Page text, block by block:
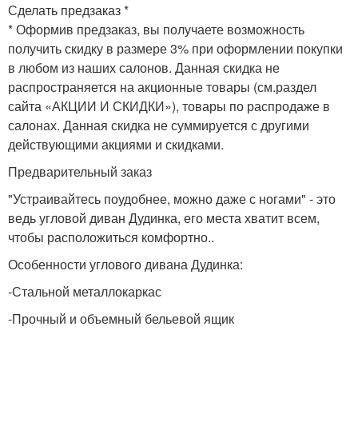
Сделать предзаказ *
* Оформив предзаказ, вы получаете возможность
получить скидку в размере 3% при оформлении покупки
в любом из наших салонов. Данная скидка не
распространяется на акционные товары (см.раздел
сайта «АКЦИИ И СКИДКИ»), товары по распродаже в
салонах. Данная скидка не суммируется с другими
действующими акциями и скидками.
Предварительный заказ
"Устраивайтесь поудобнее, можно даже с ногами" - это
ведь угловой диван Дудинка, его места хватит всем,
чтобы расположиться комфортно..
Особенности углового дивана Дудинка:
-Стальной металлокаркас
-Прочный и объемный бельевой ящик